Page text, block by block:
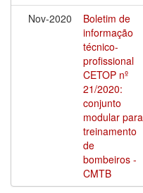
Nov-2020
Boletim de
informação
técnico-
profissional
CETOP nº
21/2020:
conjunto
modular para
treinamento
de
bombeiros -
CMTB